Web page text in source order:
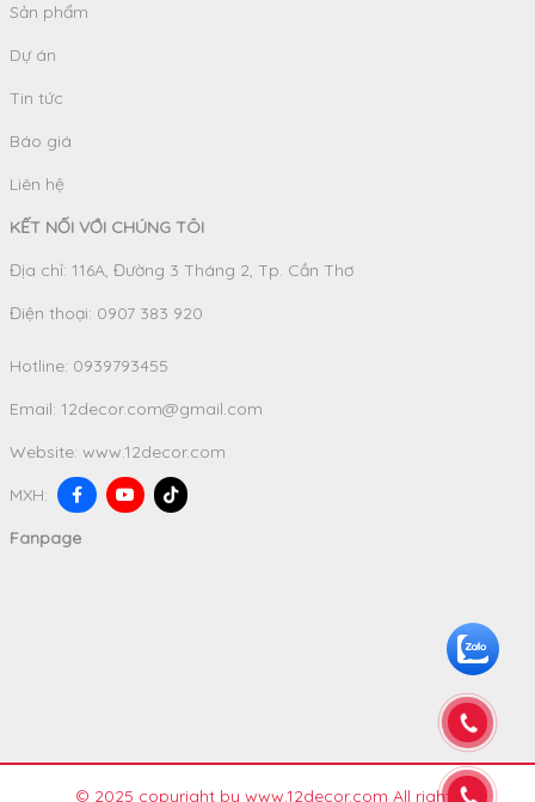
Sản phẩm
Dự án
Tin tức
Báo giá
Liên hệ
KẾT NỐI VỚI CHÚNG TÔI
Địa chỉ: 116A, Đường 3 Tháng 2, Tp. Cần Thơ
Điện thoại: 0907 383 920
Hotline: 0939793455
Email: 12decor.com@gmail.com
Website: www.12decor.com
MXH:
Fanpage
© 2025 copyright by www.12decor.com All rights